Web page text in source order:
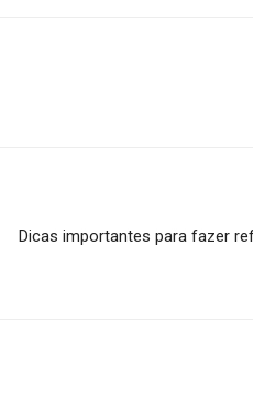
Dicas importantes para fazer